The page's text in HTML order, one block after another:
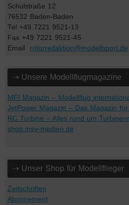
Schulstraße 12
76532 Baden-Baden
Tel +49 7221 9521-13
Fax +49 7221 9521-45
Email rotorredaktion@modellsport.de
⇢ Unsere Modellflugmagazine
MFI Magazin – Modellflug
JetPower Magazin – Das Magazin
RC Turbine – Alles rund um
shop.msv-medien.de
⇢ Unser Shop für Modellflieger
Zeitschriften
Abonnement